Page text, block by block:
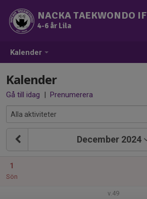
Kalender
NACKA TAEKWONDO IF
4-6 år Lila
Kalender
Gå till idag | Prenumerera
December 2024
1
Sön
v.49